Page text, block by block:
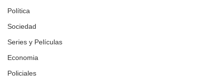
Política
Sociedad
Series y Películas
Economia
Policiales